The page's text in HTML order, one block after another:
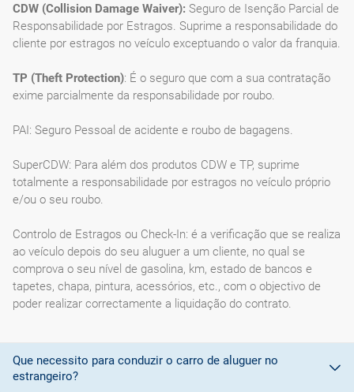
CDW (Collision Damage Waiver): Seguro de Isenção Parcial de
Responsabilidade por Estragos. Suprime a responsabilidade do
cliente por estragos no veículo exceptuando o valor da franquia.
TP (Theft Protection): É o seguro que com a sua contratação
exime parcialmente da responsabilidade por roubo.
PAI: Seguro Pessoal de acidente e roubo de bagagens.
SuperCDW: Para além dos produtos CDW e TP, suprime
totalmente a responsabilidade por estragos no veículo próprio
e/ou o seu roubo.
Controlo de Estragos ou Check-In: é a verificação que se realiza
ao veículo depois do seu aluguer a um cliente, no qual se
comprova o seu nível de gasolina, km, estado de bancos e
tapetes, chapa, pintura, acessórios, etc., com o objectivo de
poder realizar correctamente a liquidação do contrato.
Que necessito para conduzir o carro de aluguer no
estrangeiro?